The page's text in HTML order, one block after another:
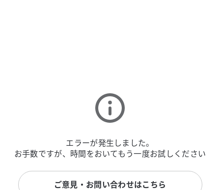
エラーが発生しました。
お手数ですが、時間をおいてもう一度お試しください
ご意見・お問い合わせはこちら